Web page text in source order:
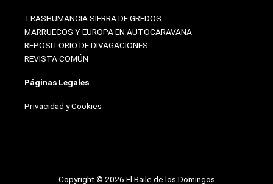
t
e
r
g
r
TRASHUMANCIA SIERRA DE GREDOS
MARRUECOS Y EUROPA EN AUTOCARAVANA
REPOSITORIO DE DIVAGACIONES
REVISTA COMÚN
Páginas Legales
Privacidad y Cookies
Copyright © 2026 El Baile de los Domingos